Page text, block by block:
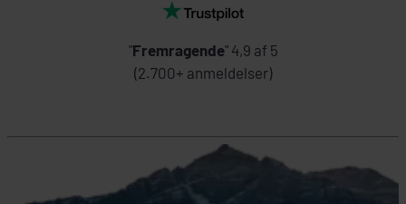
"Fremragende" 4,9 af 5
(2.700+ anmeldelser)